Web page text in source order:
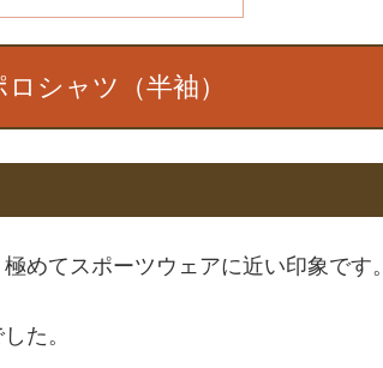
シャツ（半袖）
めてスポーツウェアに近い印象です。
た。